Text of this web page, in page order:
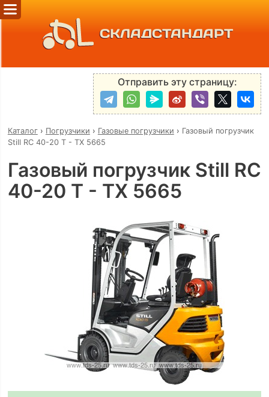
СКЛАДСТАНДАРТ
Отправить эту страницу:
Каталог› Погрузчики › Газовые погрузчики › Газовый погрузчик
Still RC 40-20 T - TX 5665
Газовый погрузчик Still RC
40-20 T - TX 5665